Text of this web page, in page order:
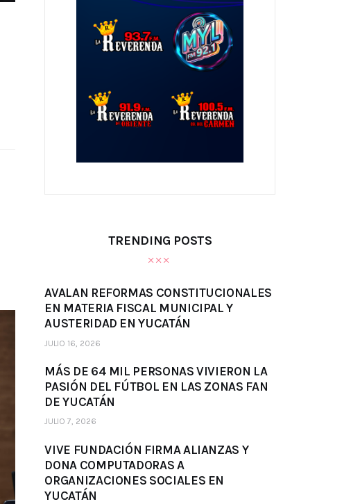
TRENDING POSTS
AVALAN REFORMAS CONSTITUCIONALES
EN MATERIA FISCAL MUNICIPAL Y
AUSTERIDAD EN YUCATÁN
JULIO 16, 2026
MÁS DE 64 MIL PERSONAS VIVIERON LA
PASIÓN DEL FÚTBOL EN LAS ZONAS FAN
DE YUCATÁN
JULIO 7, 2026
VIVE FUNDACIÓN FIRMA ALIANZAS Y
DONA COMPUTADORAS A
ORGANIZACIONES SOCIALES EN
YUCATÁN